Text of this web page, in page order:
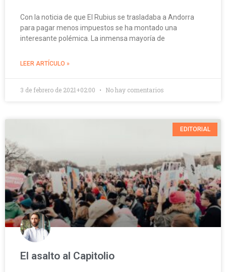
Con la noticia de que El Rubius se trasladaba a Andorra
para pagar menos impuestos se ha montado una
interesante polémica. La inmensa mayoría de
LEER ARTÍCULO »
3 de febrero de 2021+02:00 No hay comentarios
EDITORIAL
El asalto al Capitolio